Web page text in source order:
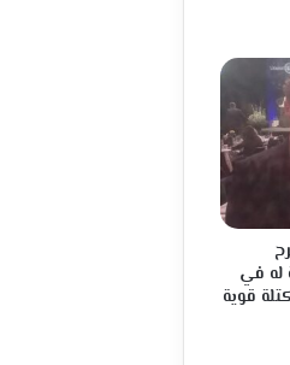
له في
كتلة قوية